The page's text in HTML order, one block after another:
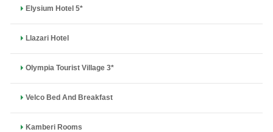
Elysium Hotel 5*
Llazari Hotel
Olympia Tourist Village 3*
Velco Bed And Breakfast
Kamberi Rooms